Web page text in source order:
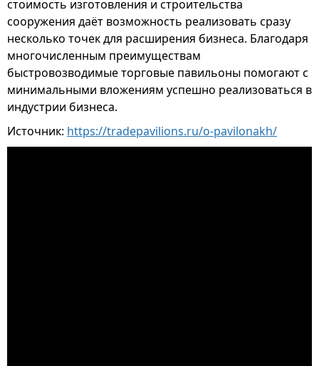
стоимость изготовления и строительства
сооружения даёт возможность реализовать сразу
несколько точек для расширения бизнеса. Благодаря
многочисленным преимуществам
быстровозводимые торговые павильоны помогают с
минимальными вложениям успешно реализоваться в
индустрии бизнеса.
Источник: https://tradepavilions.ru/o-pavilonakh/